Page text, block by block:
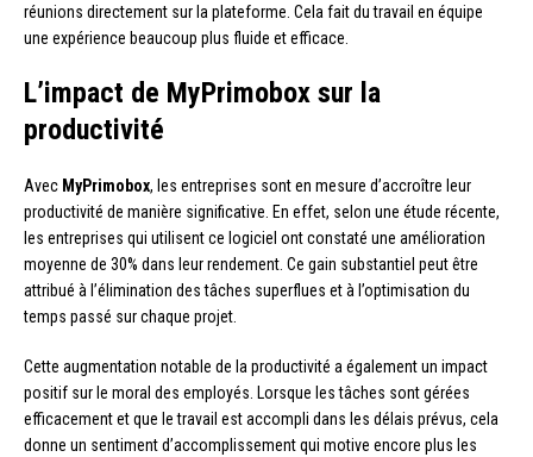
réunions directement sur la plateforme. Cela fait du travail en équipe
une expérience beaucoup plus fluide et efficace.
L’impact de MyPrimobox sur la
productivité
Avec MyPrimobox, les entreprises sont en mesure d’accroître leur
productivité de manière significative. En effet, selon une étude récente,
les entreprises qui utilisent ce logiciel ont constaté une amélioration
moyenne de 30% dans leur rendement. Ce gain substantiel peut être
attribué à l’élimination des tâches superflues et à l’optimisation du
temps passé sur chaque projet.
Cette augmentation notable de la productivité a également un impact
positif sur le moral des employés. Lorsque les tâches sont gérées
efficacement et que le travail est accompli dans les délais prévus, cela
donne un sentiment d’accomplissement qui motive encore plus les